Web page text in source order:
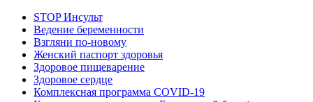
STOP Инсульт
Ведение беременности
Взгляни по-новому
Женский паспорт здоровья
Здоровое пищеварение
Здоровое сердце
Комплексная программа COVID-19